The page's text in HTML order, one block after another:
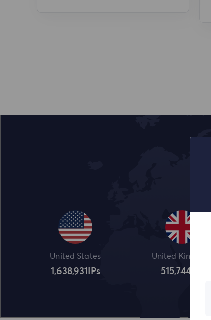
United States
1,638,932 IPs
United Kingdom
515,745